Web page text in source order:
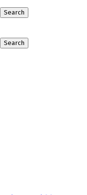
Search
Search